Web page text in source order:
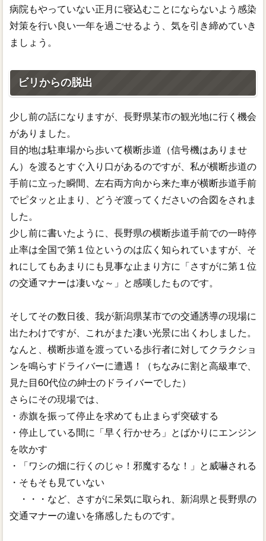
病院もやっていない正月に寝込むことにならないよう感染
対策を行い良い一年を過ごせるよう、気を引き締めていき
ましょう。
ビリからの脱出
少し前の話になりますが、長野県某市の観光地に行く機会
がありました。
目的地は駐車場から歩いて横断歩道（信号機はありませ
ん）を渡るとすぐ入り口があるのですが、私が横断歩道の
手前に立った瞬間、左右両方向から来た車が横断歩道手前
でピタッと止まり、どうぞ渡ってくださいの合図をされま
した。
少し前に書いたように、長野県の横断歩道手前での一時停
止率は全国で第１位というのは広く知られていますが、そ
れにしてもあまりにも見事な止まり方に「さすがに第１位
の交通マナーは凄いな～」と感嘆したものです。
そしてその数日後、我が新潟県某市での交通誘導の現場に
出たわけですが、これがまた凄い光景に出くわしました。
なんと、横断歩道を渡っている歩行者に対してクラクショ
ンを鳴らすドライバーに遭遇！（ちなみに割と高級車で、
見た目60代位の紳士のドライバーでした）
さらにその現場では、
・赤旗を振って停止を求めても止まらず突破する
・停止している間に「早く行かせろ」とばかりにエンジン
を吹かす
・「ワシの畑に行くのじゃ！邪魔するな！」と威嚇される
・そもそも見ていない
・・・など、さすがに呆気に取られ、新潟県と長野県の
交通マナーの違いを痛感したものです。